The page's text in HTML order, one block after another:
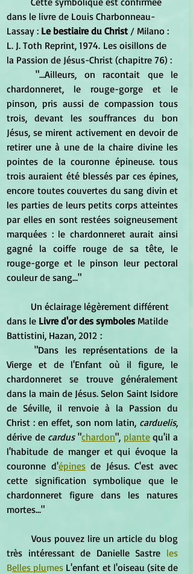
dans le livre de Louis Charbonneau-
Lassay : Le bestiaire du Christ / Milano :
L. J. Toth Reprint, 1974. Les oisillons de
la Passion de Jésus-Christ (chapitre 76) :
	"...Ailleurs, on racontait que le
chardonneret, le rouge-gorge et le
pinson, pris aussi de compassion tous
trois, devant les souffrances du bon
Jésus, se mirent activement en devoir de
retirer une à une de la chaire divine les
pointes de la couronne épineuse. tous
trois auraient été blessés par ces épines,
encore toutes couvertes du sang divin et
les parties de leurs petits corps atteintes
par elles en sont restées soigneusement
marquées : le chardonneret aurait ainsi
gagné la coiffe rouge de sa tête, le
rouge-gorge et le pinson leur pectoral
couleur de sang..."
dans le Livre d'or des symboles Matilde
Battistini, Hazan, 2012 :
	"Dans les représentations de la
Vierge et de l'Enfant où il figure, le
chardonneret se trouve généralement
dans la main de Jésus. Selon Saint Isidore
de Séville, il renvoie à la Passion du
Christ : en effet, son nom latin, carduelis,
dérive de cardus "chardon", plante qu'il a
l'habitude de manger et qui évoque la
couronne d'épines de Jésus. C'est avec
cette signification symbolique que le
chardonneret figure dans les natures
mortes..."
très intéressant de Danielle Sastre les
Belles plumes L'enfant et l'oiseau (site de